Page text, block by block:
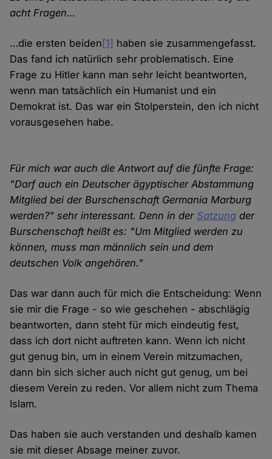
acht Fragen…
…die ersten beiden [1] haben sie zusammengefasst.
Das fand ich natürlich sehr problematisch. Eine
Frage zu Hitler kann man sehr leicht beantworten,
wenn man tatsächlich ein Humanist und ein
Demokrat ist. Das war ein Stolperstein, den ich nicht
vorausgesehen habe.
Für mich war auch die Antwort auf die fünfte Frage:
"Darf auch ein Deutscher ägyptischer Abstammung
Mitglied bei der Burschenschaft Germania Marburg
werden?" sehr interessant. Denn in der Satzung der
Burschenschaft heißt es: "Um Mitglied werden zu
können, muss man männlich sein und dem
deutschen Volk angehören."
Das war dann auch für mich die Entscheidung: Wenn
sie mir die Frage - so wie geschehen - abschlägig
beantworten, dann steht für mich eindeutig fest,
dass ich dort nicht auftreten kann. Wenn ich nicht
gut genug bin, um in einem Verein mitzumachen,
dann bin sich sicher auch nicht gut genug, um bei
diesem Verein zu reden. Vor allem nicht zum Thema
Islam.
Das haben sie auch verstanden und deshalb kamen
sie mit dieser Absage meiner zuvor.